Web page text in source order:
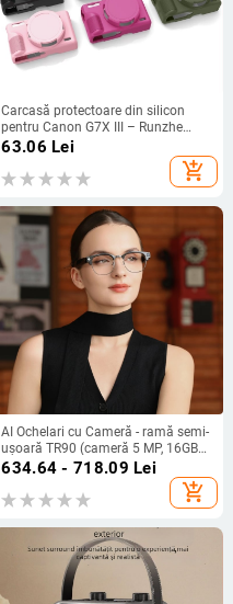
Carcasă protectoare din silicon
pentru Canon G7X III – Runzhe
husă moale, anti zgârietură și anti-
cădere, include husă siliconică și
capac de cameră
63.06 Lei
add_shopping_cart
AI Ochelari cu Cameră - ramă semi-
ușoară TR90 (cameră 5 MP, 16GB
memorie, baterie 220mAh, greutate
634.64 - 718.09 Lei
add_shopping_cart